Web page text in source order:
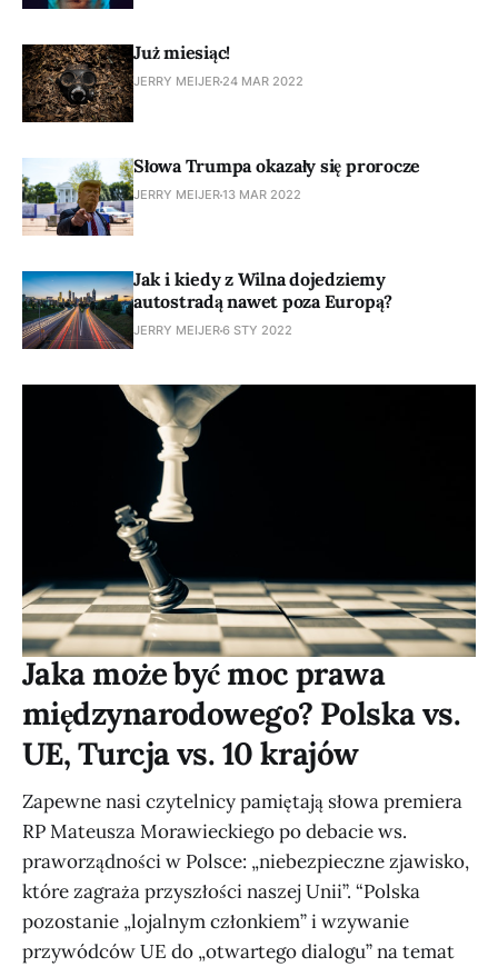
Już miesiąc!
JERRY MEIJER 24 MAR 2022
Słowa Trumpa okazały się prorocze
JERRY MEIJER13 MAR 2022
Jak i kiedy z Wilna dojedziemy
autostradą nawet poza Europą?
JERRY MEIJER6 STY 2022
Jaka może być moc prawa
międzynarodowego? Polska vs.
UE, Turcja vs. 10 krajów
Zapewne nasi czytelnicy pamiętają słowa premiera
RP Mateusza Morawieckiego po debacie ws.
praworządności w Polsce: „niebezpieczne zjawisko,
które zagraża przyszłości naszej Unii”. “Polska
pozostanie „lojalnym członkiem” i wzywanie
przywódców UE do „otwartego dialogu” na temat